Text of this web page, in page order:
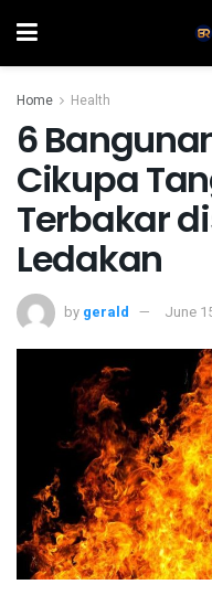
Home Health
6
Cikupa
Terbakar
Ledakan
by gerald June